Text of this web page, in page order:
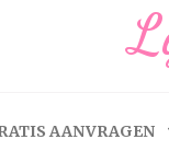
AANVRAGEN